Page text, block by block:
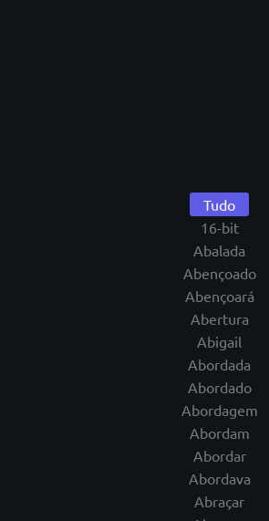
Tudo
16-bit
Abalada
Abençoado
Abençoará
Abertura
Abigail
Abordada
Abordado
Abordagem
Abordam
Abordar
Abordava
Abraçar